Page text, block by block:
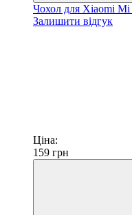
Чохол для Xiaomi Mi
Залишити відгук
Ціна:
159 грн